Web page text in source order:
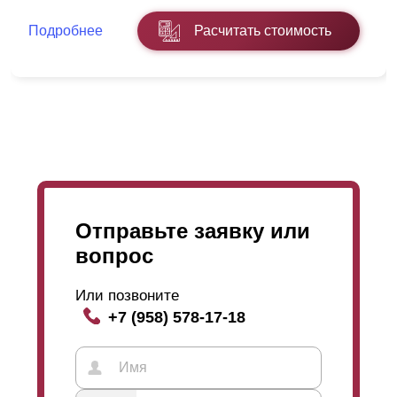
выбор конструкции зависит только от вкусов самого
Что касается угла расположения ламелей, то все
зависит от того, что хозяин ожидает от всей
конструкции. Возможно, он захочет свободно
просматривать всю улицу, открыв постороннему
взгляду только возможность созерцать крышу дома и
чистое небо, чего можно достичь только при
расположении ламелей под определенным углом.
При желании, можно вообще закрыть любой обзор,
Подробнее Расчитать стоимость
Отправьте заявку или
вопрос
Или позвоните
+7 (958) 578-17-18